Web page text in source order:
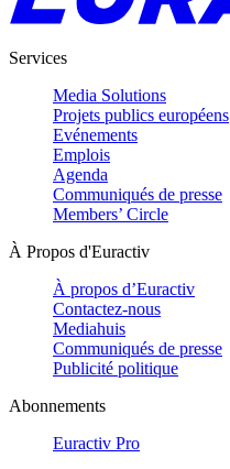
Services
Media Solutions
Projets publics européens
Evénements
Emplois
Agenda
Communiqués de presse
Members’ Circle
À Propos d'Euractiv
À propos d’Euractiv
Contactez-nous
Mediahuis
Communiqués de presse
Publicité politique
Abonnements
Euractiv Pro